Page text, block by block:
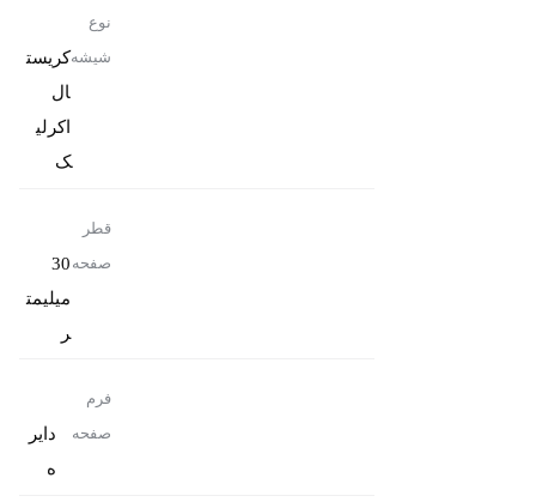
نوع
شیشهکریست
ال
اکرلی
ک
قطر
صفحه 30
میلیمت
ر
فرم
صفحه
دایر
ه